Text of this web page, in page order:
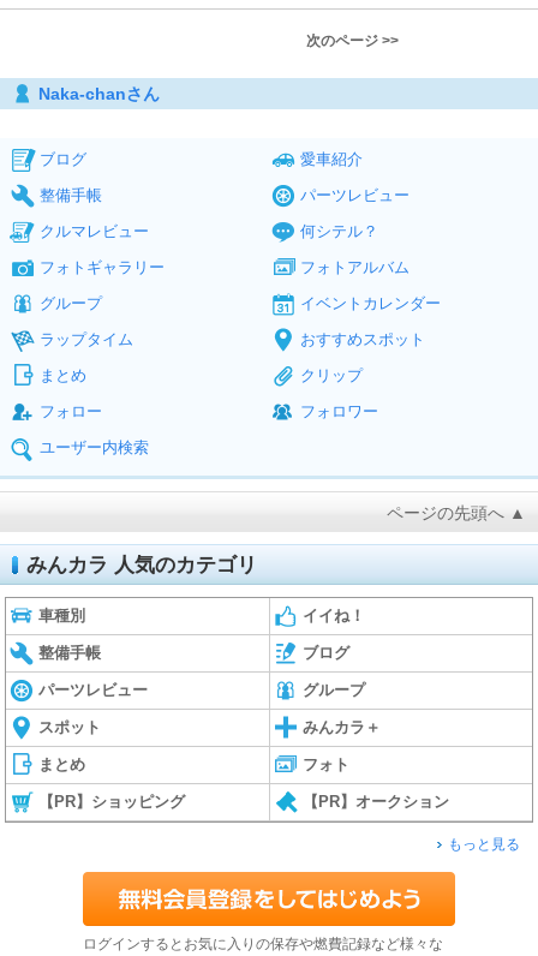
次のページ >>
Naka-chanさん
ブログ
愛車紹介
整備手帳
パーツレビュー
クルマレビュー
何シテル？
フォトギャラリー
フォトアルバム
グループ
イベントカレンダー
ラップタイム
おすすめスポット
まとめ
クリップ
フォロー
フォロワー
ユーザー内検索
ページの先頭へ ▲
みんカラ 人気のカテゴリ
車種別 イイね！
整備手帳 ブログ
パーツレビュー グループ
スポット みんカラ＋
まとめ フォト
【PR】ショッピング 【PR】オークション
もっと見る
ログインするとお気に入りの保存や燃費記録など様々な